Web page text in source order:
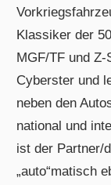
Klassiker der
MGF/TF und
Cyberster und
neben den
national und
ist der Partner/
„auto“matisch